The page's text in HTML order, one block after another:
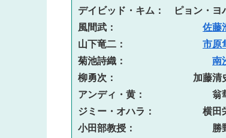
デイビッド・キム：　ピョン・ヨ
風間武： 佐藤
山下竜二： 市原
菊池詩織： 南
柳勇次：　　　　　　　　加藤清
アンディ・黄：　　　　　　　翁
ジミー・オハラ：　　　　　横田
小田部教授：　　　　　　　　勝